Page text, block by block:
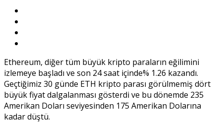
Ethereum, diğer tüm büyük kripto paraların eğilimini
izlemeye başladı ve son 24 saat içinde% 1.26 kazandı.
Geçtiğimiz 30 günde ETH kripto parası görülmemiş dört
büyük fiyat dalgalanması gösterdi ve bu dönemde 235
Amerikan Doları seviyesinden 175 Amerikan Dolarına
kadar düştü.